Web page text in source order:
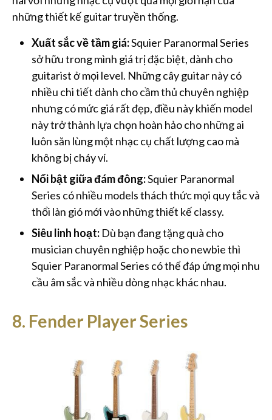
những thiết kế guitar truyền thống.
Xuất sắc về tầm giá:Squier Paranormal Series
sở hữu trong mình giá trị đặc biệt, dành cho
guitarist ở mọi level. Những cây guitar này có
nhiều chi tiết dành cho cầm thủ chuyên nghiệp
nhưng có mức giá rất đẹp, điều này khiến model
này trở thành lựa chọn hoàn hảo cho những ai
luôn săn lùng một nhạc cụ chất lượng cao mà
không bị cháy ví.
Nổi bật giữa đám đông:Squier Paranormal
Series có nhiều models thách thức mọi quy tắc và
thổi làn gió mới vào những thiết kế classy.
Siêu linh hoạt: Dù bạn đang tặng quà cho
musician chuyên nghiệp hoặc cho newbie thì
Squier Paranormal Series có thể đáp ứng mọi nhu
cầu âm sắc và nhiều dòng nhạc khác nhau.
8. Fender Player Series